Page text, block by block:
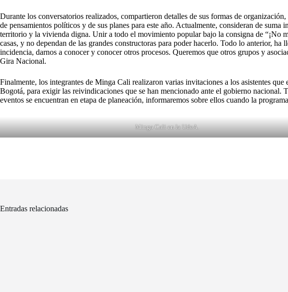
Durante los conversatorios realizados, compartieron detalles de sus formas de
de pensamientos políticos y de sus planes para este año. Actualmente, consideran de
territorio y la vivienda digna. Unir a todo el movimiento popular bajo la consigna de “¡No
casas, y no dependan de las grandes constructoras para poder hacerlo. Todo lo anterior,
incidencia, darnos a conocer y conocer otros procesos. Queremos que otros grupos y
Gira Nacional.
Finalmente, los integrantes de Minga Cali realizaron varias invitaciones a los asistentes
Bogotá, para exigir las reivindicaciones que se han mencionado ante el gobierno
eventos se encuentran en etapa de planeación, informaremos sobre ellos cuando la
Minga Cali en la UdeA.
Entradas relacionadas